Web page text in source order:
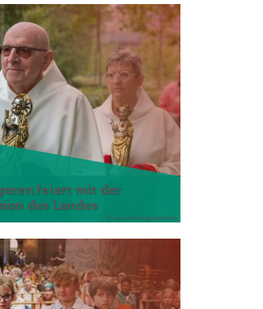
feiert mit der
des Landes
© vzw Kroningsfeesten